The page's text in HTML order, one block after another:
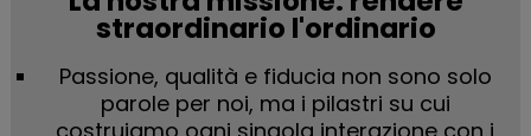
straordinario l'ordinario
Passione, qualità e fiducia non sono solo
parole per noi, ma i pilastri su cui